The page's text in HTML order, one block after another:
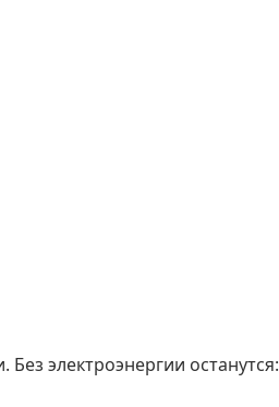
электроэнергии останутся: